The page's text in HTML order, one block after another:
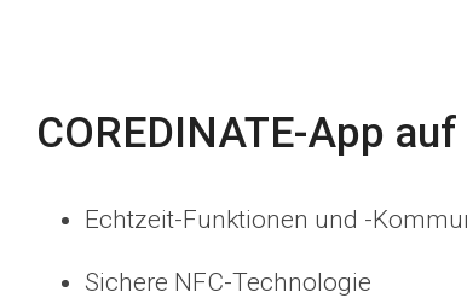
COREDINATE-App
Echtzeit-Funktionen und -
Sichere NFC-Technologie